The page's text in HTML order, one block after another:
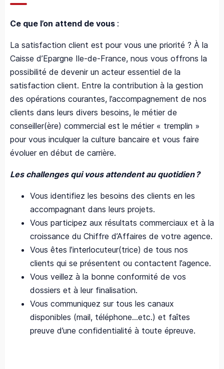
Ce que l’on attend de vous :
La satisfaction client est pour vous une priorité ? À la
Caisse d’Epargne Ile-de-France, nous vous offrons la
possibilité de devenirun acteur essentiel de la
satisfaction client. Entre la contribution à la gestion
des opérations courantes, l’accompagnement de nos
clients dans leurs divers besoins, le métier de
conseiller(ère) commercial est le métier « tremplin »
pour vous inculquer la culture bancaire et vous faire
évoluer en début de carrière.
Les challenges qui vous attendent au quotidien ?
Vous identifiez les besoins des clients en les
accompagnant dans leurs projets.
Vous participez aux résultats commerciaux et à la
croissance du Chiffre d’Affaires de votre agence.
Vous êtes l’interlocuteur(trice) de tous nos
clients qui se présentent ou contactent l’agence.
Vous veillez à la bonne conformité de vos
dossiers et à leur finalisation.
Vous communiquez sur tous les canaux
disponibles (mail, téléphone…etc.) et faîtes
preuve d’une confidentialité à toute épreuve.